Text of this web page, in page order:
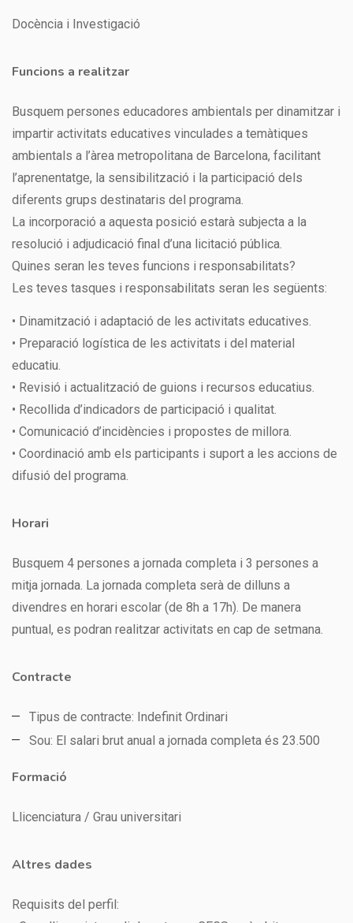
Docència i Investigació
Funcions a realitzar
Busquem persones educadores ambientals per dinamitzar i
impartir activitats educatives vinculades a temàtiques
ambientals a l’àrea metropolitana de Barcelona, facilitant
l’aprenentatge, la sensibilització i la participació dels
diferents grups destinataris del programa.
La incorporació a aquesta posició estarà subjecta a la
resolució i adjudicació final d’una licitació pública.
Quines seran les teves funcions i responsabilitats?
Les teves tasques i responsabilitats seran les següents:
• Dinamització i adaptació de les activitats educatives.
• Preparació logística de les activitats i del material
educatiu.
• Revisió i actualització de guions i recursos educatius.
• Recollida d’indicadors de participació i qualitat.
• Comunicació d’incidències i propostes de millora.
• Coordinació amb els participants i suport a les accions de
difusió del programa.
Horari
Busquem 4 persones a jornada completa i 3 persones a
mitja jornada. La jornada completa serà de dilluns a
divendres en horari escolar (de 8h a 17h). De manera
puntual, es podran realitzar activitats en cap de setmana.
Contracte
Tipus de contracte: Indefinit Ordinari
Sou: El salari brut anual a jornada completa és 23.500
Formació
Llicenciatura / Grau universitari
Altres dades
Requisits del perfil: